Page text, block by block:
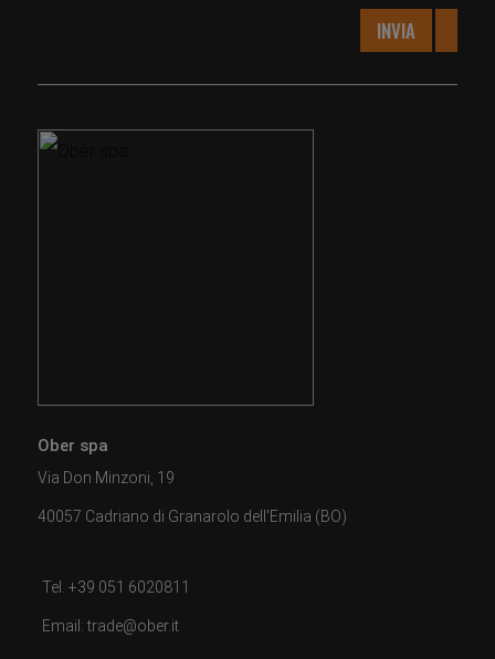
INVIA
Ober spa
Via Don Minzoni, 19
40057 Cadriano di Granarolo dell'Emilia (BO)
Tel. +39 051 6020811
Email: trade@ober.it